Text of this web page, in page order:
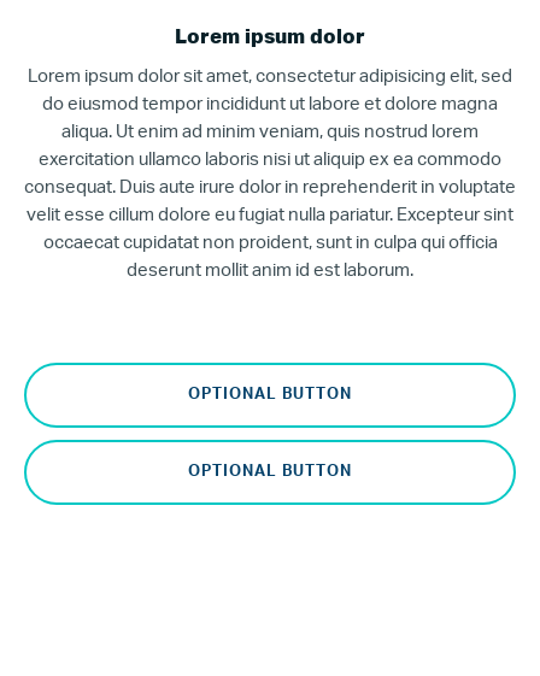
Lorem ipsum dolor
Lorem ipsum dolor sit amet, consectetur adipisicing elit, sed
do eiusmod tempor incididunt ut labore et dolore magna
aliqua. Ut enim ad minim veniam, quis nostrud lorem
exercitation ullamco laboris nisi ut aliquip ex ea commodo
consequat. Duis aute irure dolor in reprehenderit in voluptate
velit esse cillum dolore eu fugiat nulla pariatur. Excepteur sint
occaecat cupidatat non proident, sunt in culpa qui officia
deserunt mollit anim id est laborum.
OPTIONAL BUTTON
OPTIONAL BUTTON